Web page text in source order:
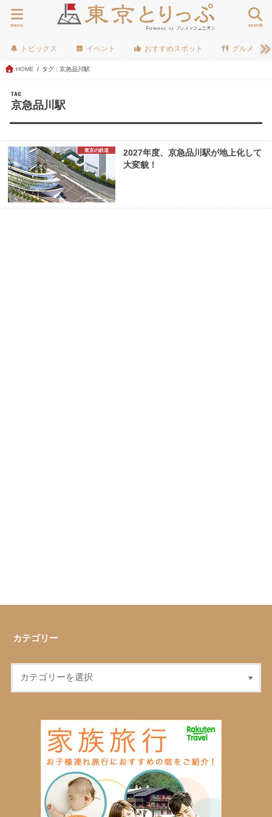
search
menu
トピックス イベント おすすめスポット グルメ
HOME タグ : 京急品川駅
TAG
京急品川駅
東京の鉄道
2027年度、京急品川駅が地上化して
大変貌！
カテゴリー